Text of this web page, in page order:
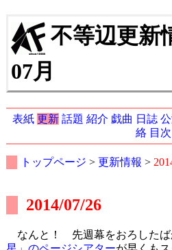
不等辺更新
07月
表紙 更新 話題 紹介 戯曲 日誌
絡 目次
トップページ > 更新情報 >
2014/07/26
なんと！ 先週幕をおろしたば